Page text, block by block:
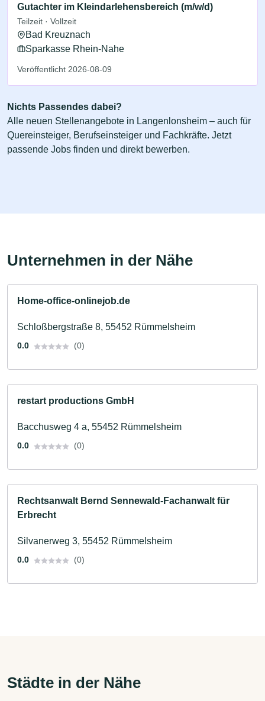
Gutachter im Kleindarlehensbereich (m/w/d)
Teilzeit · Vollzeit
Bad Kreuznach
Sparkasse Rhein-Nahe
Veröffentlicht 2026-08-09
Nichts Passendes dabei?
Alle neuen Stellenangebote in Langenlonsheim – auch für
Quereinsteiger, Berufseinsteiger und Fachkräfte. Jetzt
passende Jobs finden und direkt bewerben.
Unternehmen in der Nähe
Home-office-onlinejob.de
Schloßbergstraße 8, 55452 Rümmelsheim
0.0 (0)
restart productions GmbH
Bacchusweg 4 a, 55452 Rümmelsheim
0.0 (0)
Rechtsanwalt Bernd Sennewald-Fachanwalt für
Erbrecht
Silvanerweg 3, 55452 Rümmelsheim
0.0 (0)
Städte in der Nähe